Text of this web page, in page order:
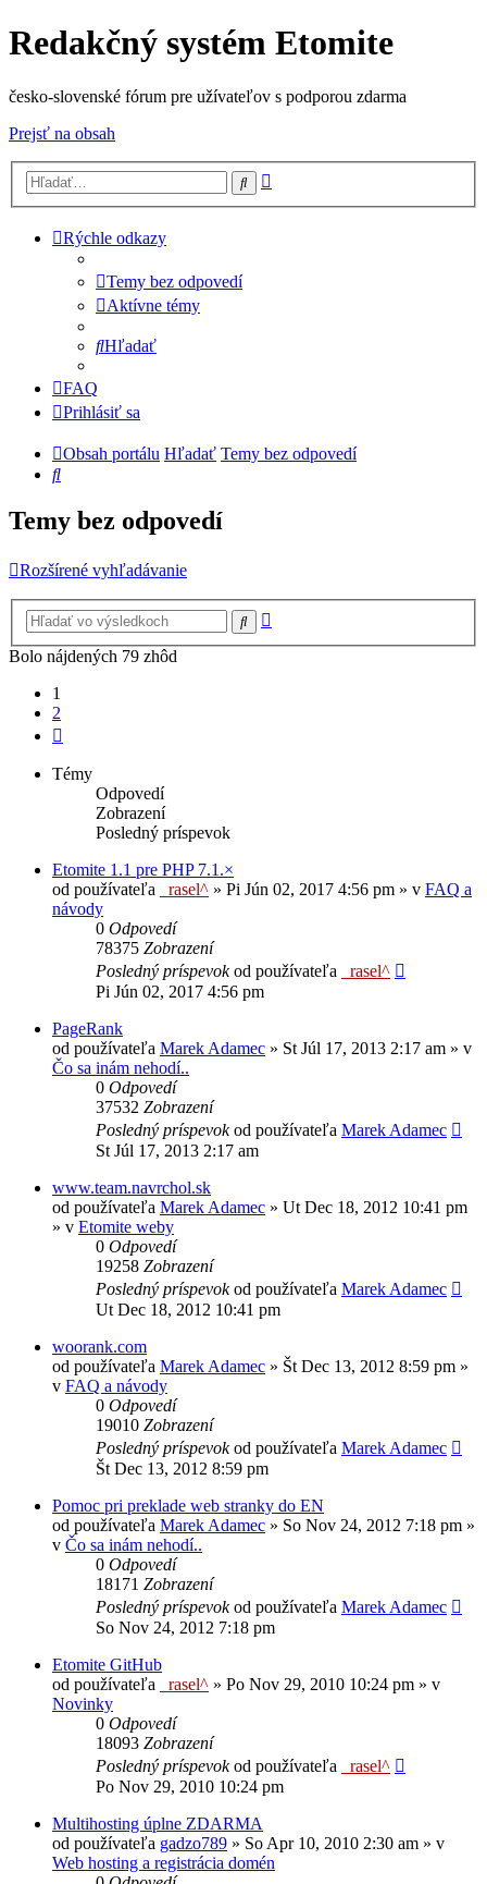
Redakčný systém Etomite
česko-slovenské fórum pre užívateľov s podporou zdarma
Prejsť na obsah
Hľadať
Rýchle odkazy
Temy bez odpovedí
Aktívne témy
Hľadať
FAQ
Prihlásiť sa
Obsah portálu Hľadať Temy bez odpovedí
Hľadať
Temy bez odpovedí
Rozšírené vyhľadávanie
Hľadať
Bolo nájdených 79 zhôd
1
2
Témy
Odpovedí
Zobrazení
Posledný príspevok
Etomite 1.1 pre PHP 7.1.×
od používateľa
_rasel^ » Pi Jún 02, 2017 4:56 pm » v FAQ a
návody
0 Odpovedí
78375 Zobrazení
Posledný príspevokod používateľa
_rasel^
Pi Jún 02, 2017 4:56 pm
PageRank
od používateľa Marek Adamec » St Júl 17, 2013 2:17 am » v
Čo sa inám nehodí..
0 Odpovedí
37532 Zobrazení
Posledný príspevokod používateľa Marek Adamec
St Júl 17, 2013 2:17 am
www.team.navrchol.sk
od používateľa Marek Adamec » Ut Dec 18, 2012 10:41 pm
» v Etomite weby
0 Odpovedí
19258 Zobrazení
Posledný príspevokod používateľa Marek Adamec
Ut Dec 18, 2012 10:41 pm
woorank.com
od používateľa Marek Adamec » Št Dec 13, 2012 8:59 pm »
v FAQ a návody
0 Odpovedí
19010 Zobrazení
Posledný príspevokod používateľa Marek Adamec
Št Dec 13, 2012 8:59 pm
Pomoc pri preklade web stranky do EN
od používateľa Marek Adamec » So Nov 24, 2012 7:18 pm »
v Čo sa inám nehodí..
0 Odpovedí
18171 Zobrazení
Posledný príspevokod používateľa Marek Adamec
So Nov 24, 2012 7:18 pm
Etomite GitHub
od používateľa
_rasel^ » Po Nov 29, 2010 10:24 pm » v
Novinky
0 Odpovedí
18093 Zobrazení
Posledný príspevokod používateľa
_rasel^
Po Nov 29, 2010 10:24 pm
Multihosting úplne ZDARMA
od používateľa gadzo789 » So Apr 10, 2010 2:30 am » v
Web hosting a registrácia domén